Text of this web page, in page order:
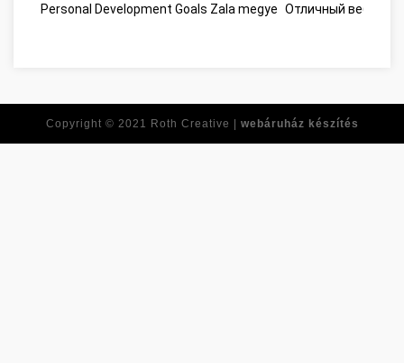
Personal Development Goals Zala megye Отличный веб-
Copyright © 2021 Roth Creative | webáruház készítés